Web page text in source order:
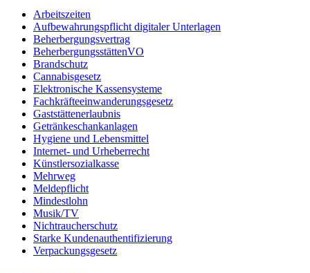
Arbeitszeiten
Aufbewahrungspflicht digitaler Unterlagen
Beherbergungsvertrag
BeherbergungsstättenVO
Brandschutz
Cannabisgesetz
Elektronische Kassensysteme
Fachkräfteeinwanderungsgesetz
Gaststättenerlaubnis
Getränkeschankanlagen
Hygiene und Lebensmittel
Internet- und Urheberrecht
Künstlersozialkasse
Mehrweg
Meldepflicht
Mindestlohn
Musik/TV
Nichtraucherschutz
Starke Kundenauthentifizierung
Verpackungsgesetz